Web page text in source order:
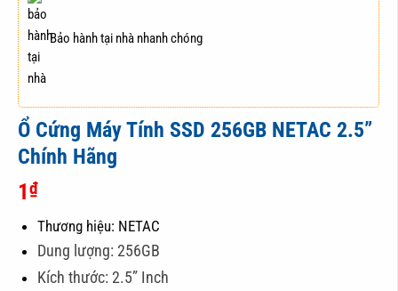
Bảo hành tại nhà nhanh chóng
Ổ Cứng Máy Tính SSD 256GB NETAC 2.5”
Chính Hãng
1₫
Thương hiệu: NETAC
Dung lượng: 256GB
Kích thước: 2.5” Inch